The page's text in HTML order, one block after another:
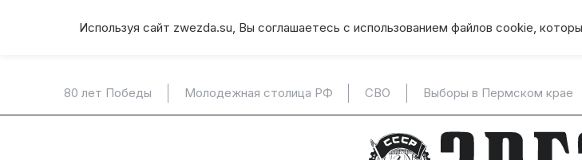
Используя сайт zwezda.su, Вы соглашаетесь с использованием файлов cookie,
80 лет Победы Молодежная столица РФ СВО Выборы в Пермском крае